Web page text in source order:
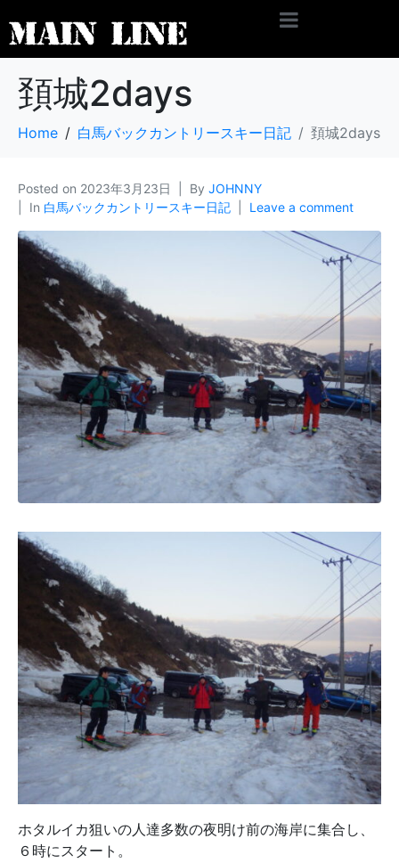
頚城2days
Home 白馬バックカントリースキー日記 頚城2days
Posted on 2023年3月23日 By JOHNNY
In 白馬バックカントリースキー日記 Leave a comment
ホタルイカ狙いの人達多数の夜明け前の海岸に集合し、
６時にスタート。